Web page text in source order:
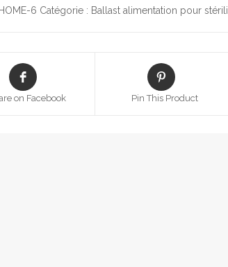
6 Catégorie : Ballast alimentation pour
on Facebook Pin This Product